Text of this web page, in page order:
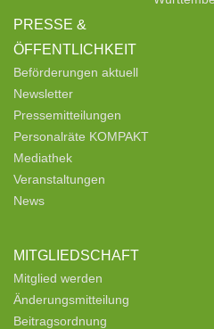
PRESSE &
ÖFFENTLICHKEIT
Beförderungen aktuell
Newsletter
Pressemitteilungen
Personalräte KOMPAKT
Mediathek
Veranstaltungen
News
MITGLIEDSCHAFT
Mitglied werden
Änderungsmitteilung
Beitragsordnung